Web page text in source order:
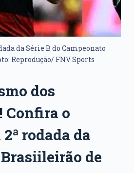
da Série B do Campeonato
Reprodução/ FNV Sports
dos
o
rodada da
de